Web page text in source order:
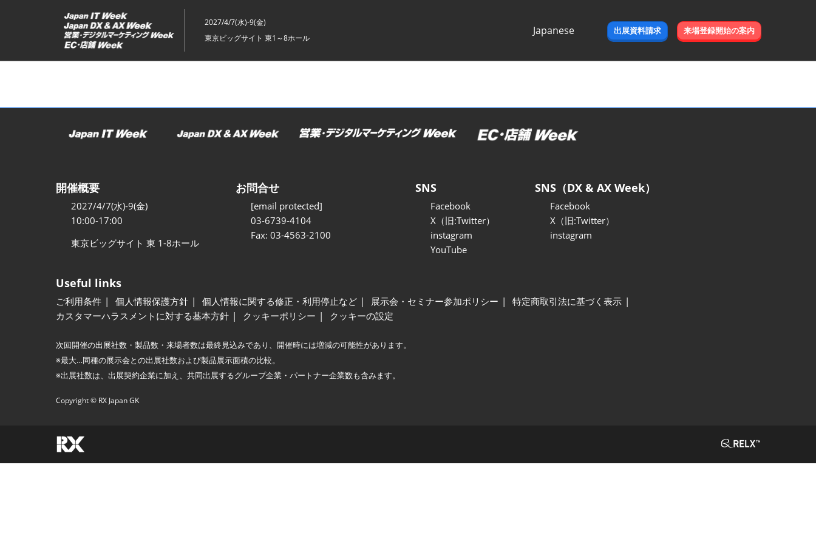
ッ
2027/4/7(水)-9(金)
東京ビッグサイト 東1～8ホール
Japanese
出展資料請求 来場登録開始の案内
開催概要
2027/4/7(水)-9(金)
10:00-17:00
東京ビッグサイト 東 1-8ホール
お問合せ
[email protected]
03-6739-4104
Fax: 03-4563-2100
SNS
Facebook
X（旧:Twitter）
instagram
YouTube
SNS（DX & AX Week）
Facebook
X（旧:Twitter）
instagram
Useful links
ご利用条件 個人情報保護方針 個人情報に関する修正・利用停止など 展示会・セミナー参加ポリシー
特定商取引法に基づく表示
カスタマーハラスメントに対する基本方針
クッキーポリシー クッキーの設定
次回開催の出展社数・製品数・来場者数は最終見込みであり、開催時には増減の可能性があります。
※最大…同種の展示会との出展社数および製品展示面積の比較。
※出展社数は、出展契約企業に加え、共同出展するグループ企業・パートナー企業数も含みます。
Copyright © RX Japan GK